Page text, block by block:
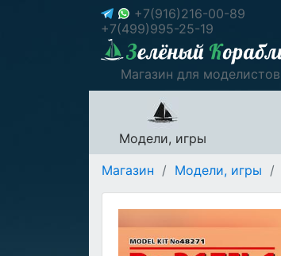
+7(916)216-00-89
+7(499)995-25-19
Магазин для моделистов
Модели, игры
Магазин / Модели, игры /